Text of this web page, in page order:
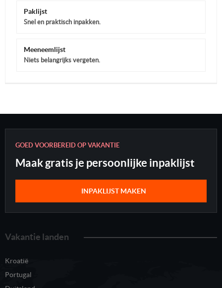
Paklijst
Snel en praktisch inpakken.
Meeneemlijst
Niets belangrijks vergeten.
GOED VOORBEREID OP VAKANTIE
Maak gratis je persoonlijke inpaklijst
INPAKLIJST MAKEN
Vakantie landen
Kroatië
Portugal